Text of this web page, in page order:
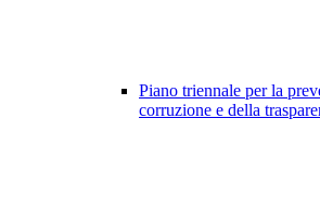
Piano triennale per la
corruzione e della